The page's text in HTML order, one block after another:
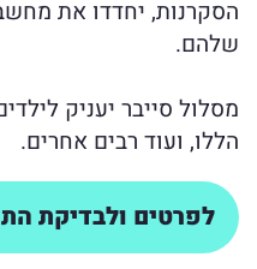
הסקרנות, יחדדו את
שלהם.
מסלול סייבר יעניק
הללו, ועוד רבים אחרים.
לפרטים ולבדיקת